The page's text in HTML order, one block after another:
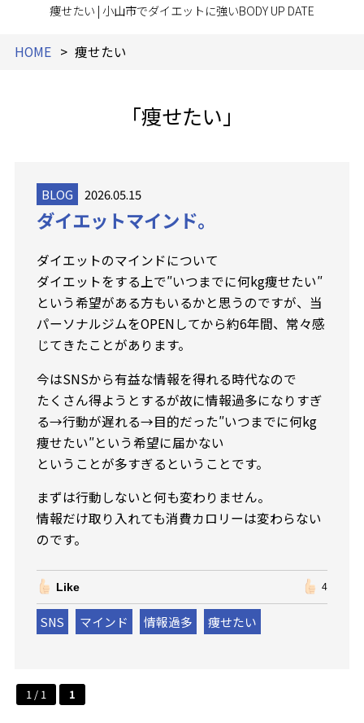
痩せたい | 小山市でダイエットに強いBODY UP DATE
HOME 痩せたい
「痩せたい」
BLOG 2026.05.15
ダイエットマインド。
ダイエットのマインドについて
ダイエットをする上で″いつまでに何kg痩せたい″
という希望がある方もいるかと思うのですが、当
パーソナルジムをOPENしてから約6年間、常々感
じてきたことがあります。
今はSNSから有益な情報を得れる時代なので
たくさん得ようとするが故に情報過多になりすぎ
る→行動が遅れる→目的だった″いつまでに何kg
痩せたい″という希望に届かない
ということが多すぎるということです。
まずは行動しないと何も変わりません。
情報だけ取り入れても消費カロリーは変わらない
のです。
Like 4
SNS マインド 情報過多 痩せたい
1 / 1 1